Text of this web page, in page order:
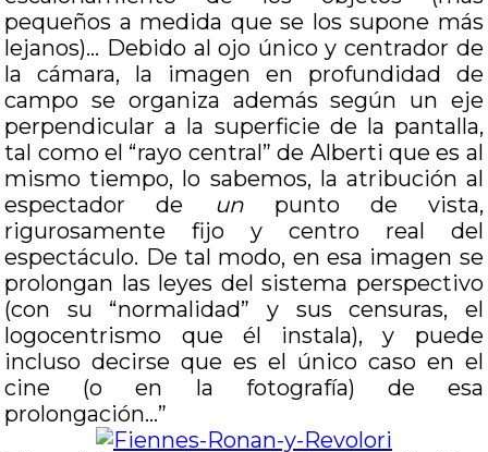
pequeños a medida que se los supone más
lejanos)… Debido al ojo único y centrador de
la cámara, la imagen en profundidad de
campo se organiza además según un eje
perpendicular a la superficie de la pantalla,
tal como el “rayo central” de Alberti que es al
mismo tiempo, lo sabemos, la atribución al
espectador de
un punto de vista,
rigurosamente fijo y centro real del
espectáculo. De tal modo, en esa imagen se
prolongan las leyes del sistema perspectivo
(con su “normalidad” y sus censuras, el
logocentrismo que él instala), y puede
incluso decirse que es el único caso en el
cine (o en la fotografía) de esa
prolongación…”